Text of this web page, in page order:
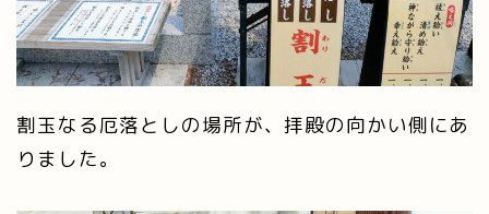
割玉なる厄落としの場所が、拝殿の向かい側にあ
りました。